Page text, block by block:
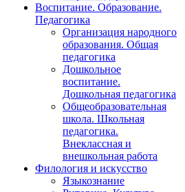
Воспитание. Образование.
Педагогика
Организация народного
образования. Общая
педагогика
Дошкольное
воспитание.
Дошкольная педагогика
Общеобразовательная
школа. Школьная
педагогика.
Внеклассная и
внешкольная работа
Филология и искусство
Языкознание